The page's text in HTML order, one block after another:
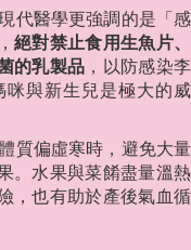
代醫學更強調的是「感
絕對禁止食用生魚片、
的乳製品 ，以防感染李
與新生兒是極大的威
質偏虛寒時，避免大量
。水果與菜餚盡量溫熱
，也有助於產後氣血循